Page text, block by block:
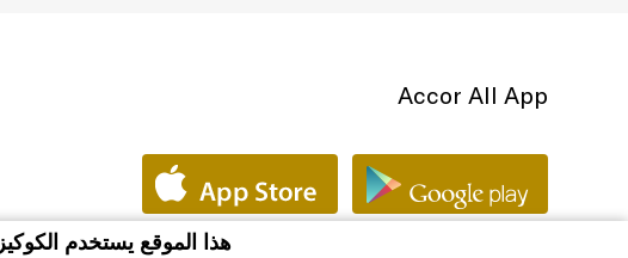
هذا الموقع يستخدم الكوكيز
Accor All App